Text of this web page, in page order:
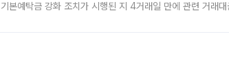
본예탁금 강화 조치가 시행된 지 4거래일 만에 관련 거래